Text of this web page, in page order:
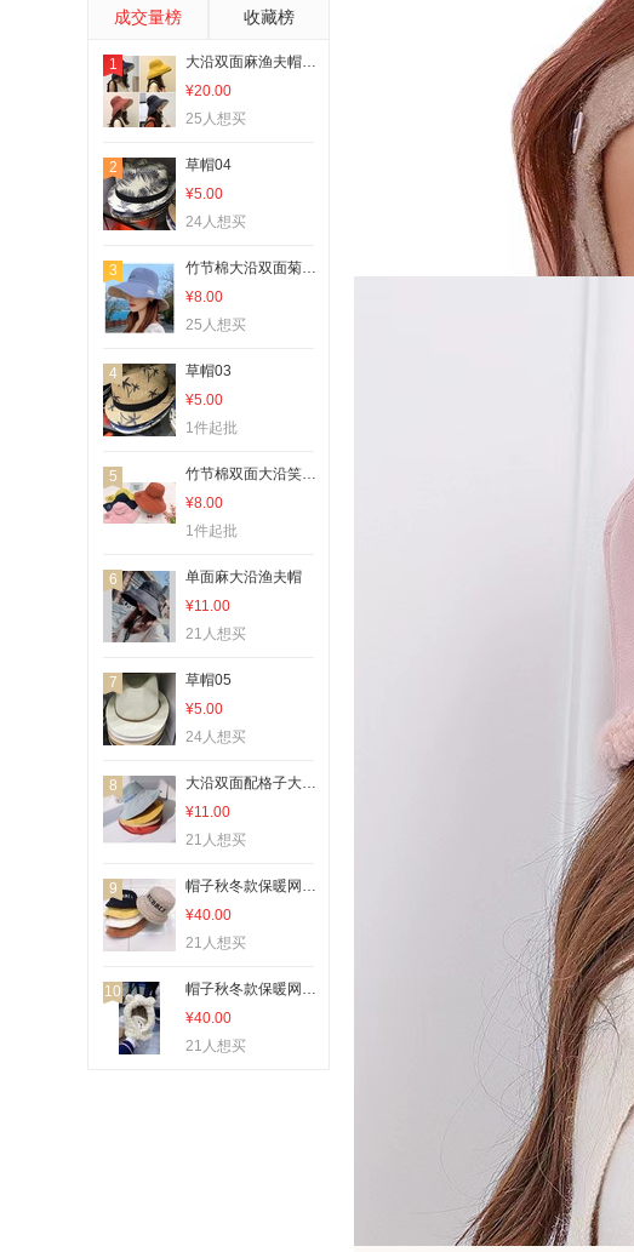
成交量榜 收藏榜
1
大沿双面麻渔夫帽鸿祥帽业时尚百搭款网红爆款李佳琪推荐
¥20.00
25人想买
2
草帽04
¥5.00
24人想买
3
竹节棉大沿双面菊花渔夫帽
¥8.00
25人想买
4
草帽03
¥5.00
1件起批
5
竹节棉双面大沿笑脸渔夫帽
¥8.00
1件起批
6
单面麻大沿渔夫帽
¥11.00
21人想买
7
草帽05
¥5.00
24人想买
8
大沿双面配格子大沿渔夫帽
¥11.00
21人想买
9
帽子秋冬款保暖网络时尚潮流羊羔绒字母款
¥40.00
21人想买
10
帽子秋冬款保暖网络时尚潮流羊羔绒
¥40.00
21人想买